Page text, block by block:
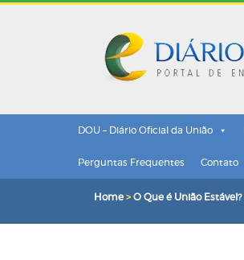
DOU – Diário Oficial da União
Perguntas Frequentes Contato
Home > O Que é União Estável?